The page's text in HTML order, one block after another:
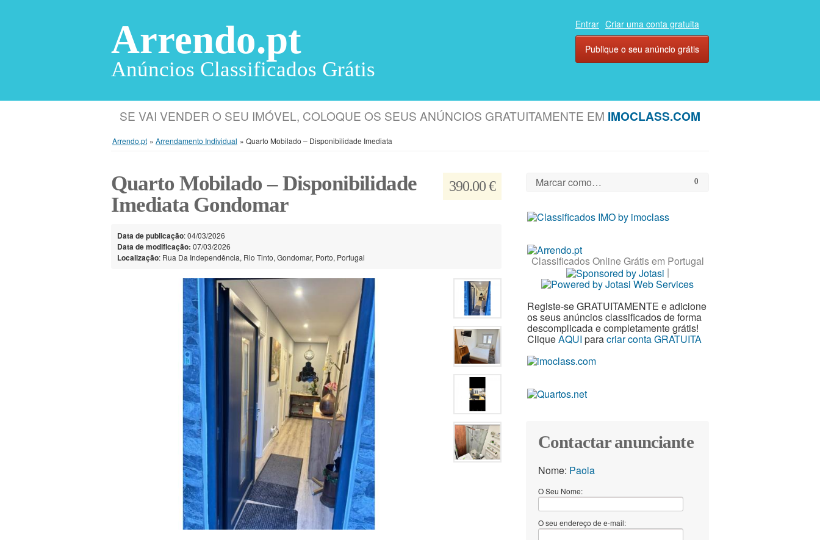
Arrendo.pt
Anúncios Classificados Grátis
Entrar Criar uma conta gratuita
Publique o seu anúncio grátis
SE VAI VENDER O SEU IMÓVEL, COLOQUE OS SEUS ANÚNCIOS GRATUITAMENTE EM IMOCLASS.COM
Arrendo.pt » Arrendamento Individual » Quarto Mobilado – Disponibilidade Imediata
390.00 €
Quarto Mobilado – Disponibilidade
Imediata Gondomar
Data de publicação: 04/03/2026
Data de modificação: 07/03/2026
Localização: Rua Da Independência, Rio Tinto, Gondomar, Porto, Portugal
Marcar como… 0
Classificados Online Grátis em Portugal
|
Registe-se GRATUITAMENTE e adicione
os seus anúncios classificados de forma
descomplicada e completamente grátis!
CliqueAQUI paracriar conta GRATUITA
Contactar anunciante
Nome: Paola
O Seu Nome:
O seu endereço de e-mail: